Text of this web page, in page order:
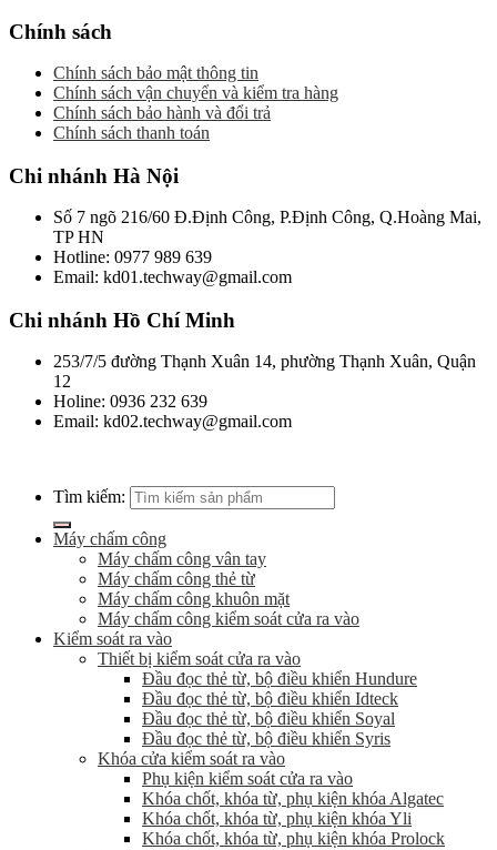
Chính sách
Chính sách bảo mật thông tin
Chính sách vận chuyển và kiểm tra hàng
Chính sách bảo hành và đổi trả
Chính sách thanh toán
Chi nhánh Hà Nội
Số 7 ngõ 216/60 Đ.Định Công, P.Định Công, Q.Hoàng Mai,
TP HN
Hotline: 0977 989 639
Email: kd01.techway@gmail.com
Chi nhánh Hồ Chí Minh
253/7/5 đường Thạnh Xuân 14, phường Thạnh Xuân, Quận
12
Holine: 0936 232 639
Email: kd02.techway@gmail.com
Tìm kiếm:
Máy chấm công
Máy chấm công vân tay
Máy chấm công thẻ từ
Máy chấm công khuôn mặt
Máy chấm công kiểm soát cửa ra vào
Kiểm soát ra vào
Thiết bị kiểm soát cửa ra vào
Đầu đọc thẻ từ, bộ điều khiển Hundure
Đầu đọc thẻ từ, bộ điều khiển Idteck
Đầu đọc thẻ từ, bộ điều khiển Soyal
Đầu đọc thẻ từ, bộ điều khiển Syris
Khóa cửa kiểm soát ra vào
Phụ kiện kiểm soát cửa ra vào
Khóa chốt, khóa từ, phụ kiện khóa Algatec
Khóa chốt, khóa từ, phụ kiện khóa Yli
Khóa chốt, khóa từ, phụ kiện khóa Prolock